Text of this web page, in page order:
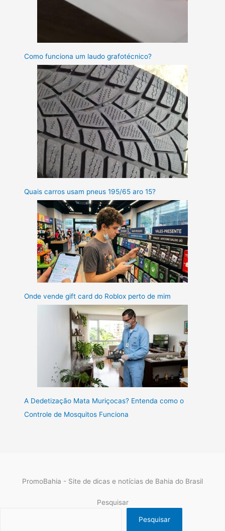
Como funciona um laudo grafotécnico?
Quais carros usam pneus 195/65 aro 15?
Onde vende gift card do Roblox perto de mim
A Dedetização Mata Muriçocas? Entenda como o
Controle de Mosquitos Funciona
PromoBahia - Site de dicas e notícias de Bahia do Brasil
Pesquisar
Pesquisar